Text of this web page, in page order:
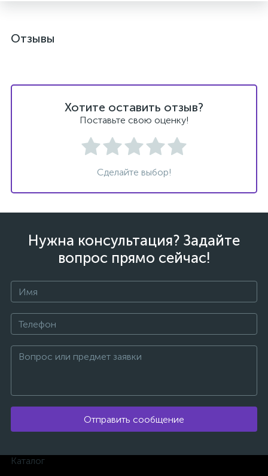
Отзывы
Хотите оставить отзыв?
Поставьте свою оценку!
Сделайте выбор!
Нужна консультация? Задайте
вопрос прямо сейчас!
Отправить сообщение
Каталог